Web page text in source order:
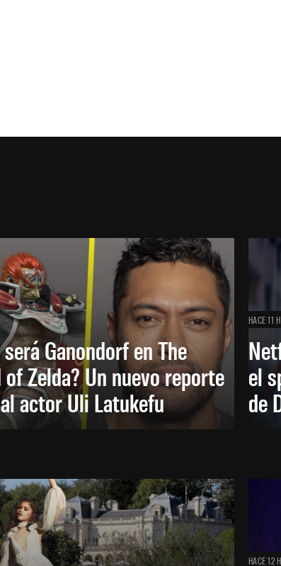
Ganondorf en The
of Zelda? Un nuevo reporte
actor Uli Latukefu
HACE 11
el
de
HACE 12